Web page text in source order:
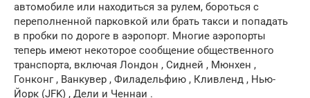
автомобиле или находиться за рулем, бороться с
переполненной парковкой или брать такси и попадать
в пробки по дороге в аэропорт. Многие аэропорты
теперь имеют некоторое сообщение общественного
транспорта, включая Лондон , Сидней , Мюнхен ,
Гонконг , Ванкувер , Филадельфию , Кливленд , Нью-
Йорк (JFK) , Дели и Ченнаи .